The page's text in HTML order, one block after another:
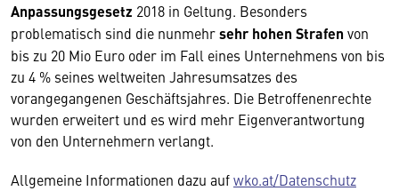
Anpassungsgesetz 2018 in Geltung. Besonders
problematisch sind die nunmehrsehr hohen Strafen von
bis zu 20 Mio Euro oder im Fall eines Unternehmens von bis
zu 4 % seines weltweiten Jahresumsatzes des
vorangegangenen Geschäftsjahres. Die Betroffenenrechte
wurden erweitert und es wird mehr Eigenverantwortung
von den Unternehmern verlangt.
Allgemeine Informationen dazu aufwko.at/Datenschutz